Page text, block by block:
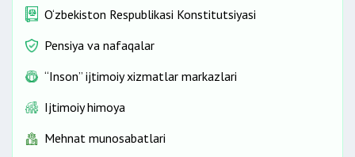
O‘zbekiston Respublikasi Konstitutsiyasi
Pensiya va nafaqalar
“Inson” ijtimoiy xizmatlar markazlari
Ijtimoiy himoya
Mehnat munosabatlari